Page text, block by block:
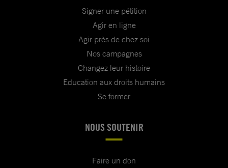
Signer une pétition
Agir en ligne
Agir près de chez soi
Nos campagnes
Changez leur histoire
Education aux droits humains
Se former
NOUS SOUTENIR
Faire un don